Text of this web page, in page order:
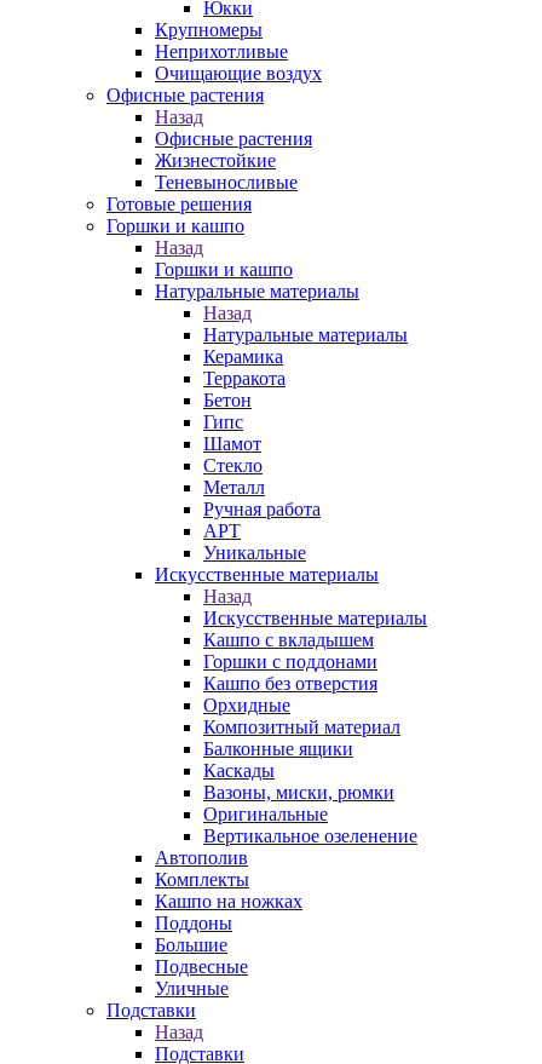
Юкки
Крупномеры
Неприхотливые
Очищающие воздух
Офисные растения
Назад
Офисные растения
Жизнестойкие
Теневыносливые
Готовые решения
Горшки и кашпо
Назад
Горшки и кашпо
Натуральные материалы
Назад
Натуральные материалы
Керамика
Терракота
Бетон
Гипс
Шамот
Стекло
Металл
Ручная работа
АРТ
Уникальные
Искусственные материалы
Назад
Искусственные материалы
Кашпо с вкладышем
Горшки с поддонами
Кашпо без отверстия
Орхидные
Композитный материал
Балконные ящики
Каскады
Вазоны, миски, рюмки
Оригинальные
Вертикальное озеленение
Автополив
Комплекты
Кашпо на ножках
Поддоны
Большие
Подвесные
Уличные
Подставки
Назад
Подставки